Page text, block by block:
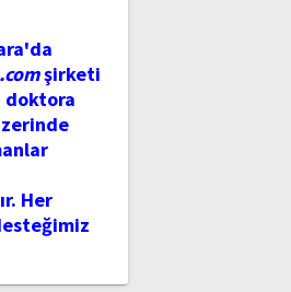
şirketi
doktora
Her